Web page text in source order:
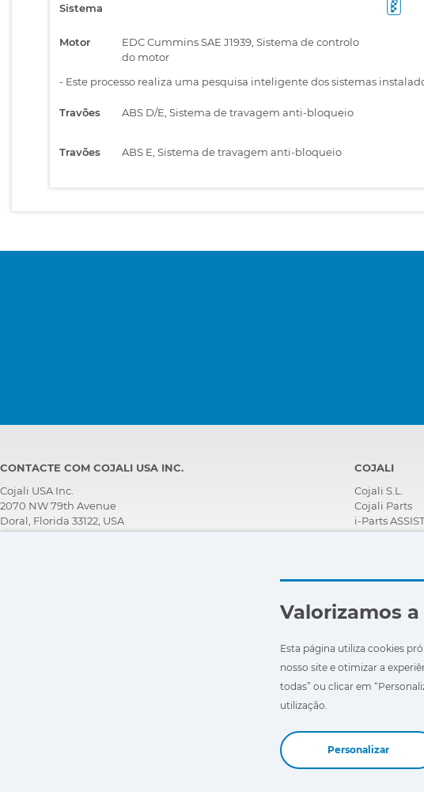
Sistema
Motor
EDC Cummins SAE J1939, Sistema de controlo
do motor
- Este processo realiza uma pesquisa inteligente dos sistemas
Travões ABS D/E, Sistema de travagem anti-bloqueio
Travões ABS E, Sistema de travagem anti-bloqueio
CONTACTE COM COJALI USA INC.
Cojali USA Inc.
2070 NW 79th Avenue
Doral, Florida 33122, USA
COJALI
Cojali S.L.
Cojali Parts
i-Parts ASSIST
Valorizamos
Esta página utiliza cookies
nosso site e otimizar a
todas” ou clicar em
utilização.
Personalizar